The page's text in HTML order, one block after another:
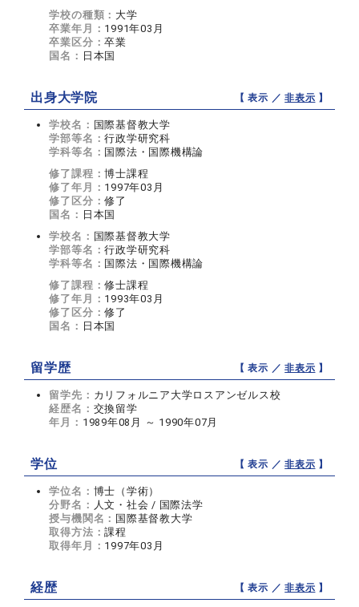
学校の種類： 大学
卒業年月： 1991年03月
卒業区分：卒業
国名： 日本国
出身大学院 【 表示 ／非表示 】
学校名： 国際基督教大学
学部等名：行政学研究科
学科等名： 国際法・国際機構論
修了課程：博士課程
修了年月： 1997年03月
修了区分：修了
国名： 日本国
学校名： 国際基督教大学
学部等名：行政学研究科
学科等名： 国際法・国際機構論
修了課程：修士課程
修了年月： 1993年03月
修了区分：修了
国名： 日本国
留学歴 【 表示 ／非表示 】
留学先： カリフォルニア大学ロスアンゼルス校
経歴名： 交換留学
年月： 1989年08月 ～ 1990年07月
学位 【 表示 ／非表示 】
学位名： 博士（学術）
分野名： 人文・社会 / 国際法学
授与機関名： 国際基督教大学
取得方法：課程
取得年月： 1997年03月
経歴 【 表示 ／非表示 】